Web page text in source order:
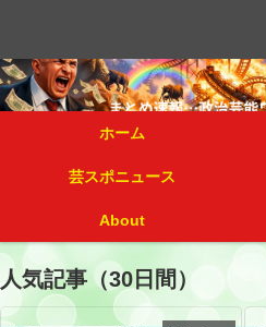
ホーム
芸スポニュース
About
人気記事（30日間）